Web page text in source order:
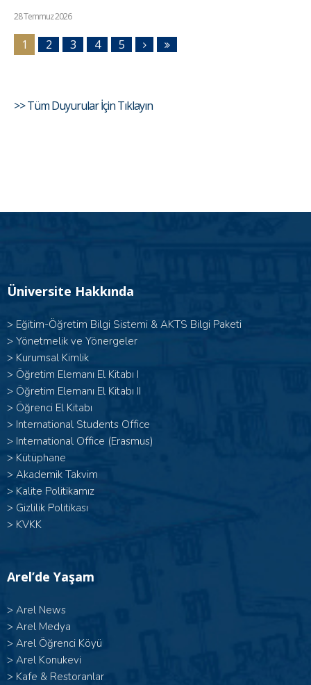
28 Temmuz 2026
1 2 3 4 5
>> Tüm Duyurular İçin Tıklayın
Üniversite Hakkında
> Eğitim-Öğretim Bilgi Sistemi & AKTS Bilgi Paketi
> Yönetmelik ve Yönergeler
> Kurumsal Kimlik
> Öğretim Elemanı El Kitabı I
> Öğretim Elemanı El Kitabı II
> Öğrenci El Kitabı
> International Students Office
> International Office (Erasmus)
> Kütüphane
> Akademik Takvim
> Kalite Politikamız
> Gizlilik Politikası
> KVKK
Arel’de Yaşam
> Arel News
> Arel Medya
> Arel Öğrenci Köyü
> Arel Konukevi
> Kafe & Restoranlar